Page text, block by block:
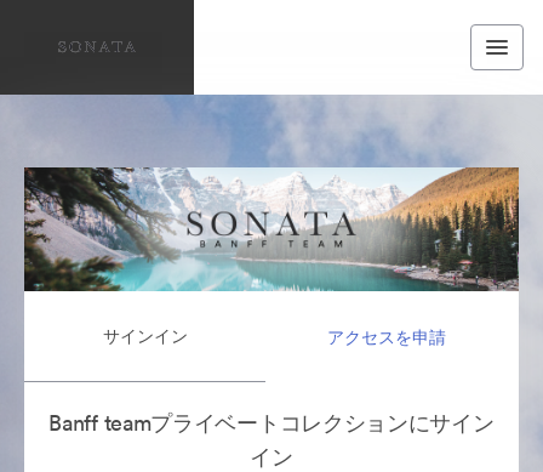
サインイン アクセスを申請
Banff teamプライベートコレクションにサイン
イン